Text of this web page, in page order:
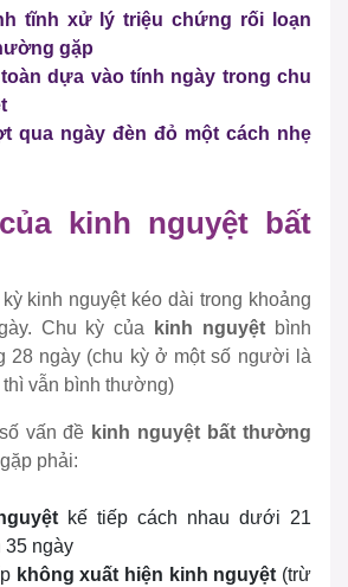
tĩnh xử lý triệu chứng rối loạn
gặp
dựa vào tính ngày trong chu
qua ngày đèn đỏ một cách nhẹ
kinh nguyệt bất
kinh nguyệt kéo dài trong khoảng
Chu kỳ của
kinh nguyệt bình
28 ngày (chu kỳ ở một số người là
thì vẫn bình thường)
vấn đề kinh nguyệt bất thường
phải:
kế tiếp cách nhau dưới 21
35 ngày
không xuất hiện kinh nguyệt (trừ